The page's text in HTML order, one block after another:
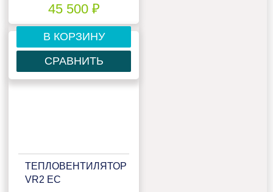
45 500 ₽
В КОРЗИНУ
СРАВНИТЬ
ТЕПЛОВЕНТИЛЯТОР
VR2 EC